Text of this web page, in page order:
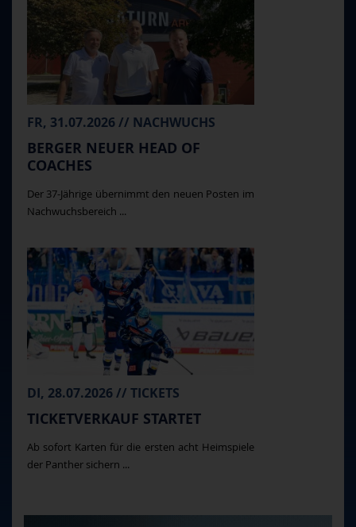
FR, 31.07.2026 // NACHWUCHS
BERGER NEUER HEAD OF
COACHES
Der 37-Jährige übernimmt den neuen Posten im
Nachwuchsbereich ...
DI, 28.07.2026 // TICKETS
TICKETVERKAUF STARTET
Ab sofort Karten für die ersten acht Heimspiele
der Panther sichern ...